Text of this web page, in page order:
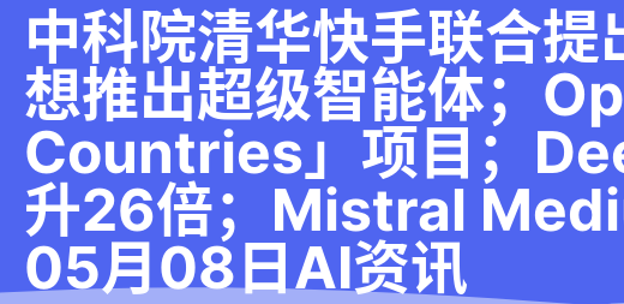
中科院清华快手联合
想推出超级智能体；
Countries」项目；
升26倍；Mistral
05月08日AI资讯